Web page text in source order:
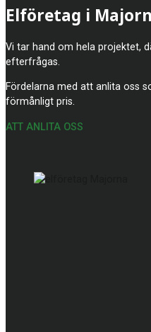
Elföretag i
Vi tar hand om hela projektet,
efterfrågas.
Fördelarna med att anlita oss
förmånligt pris.
ATT ANLITA OSS